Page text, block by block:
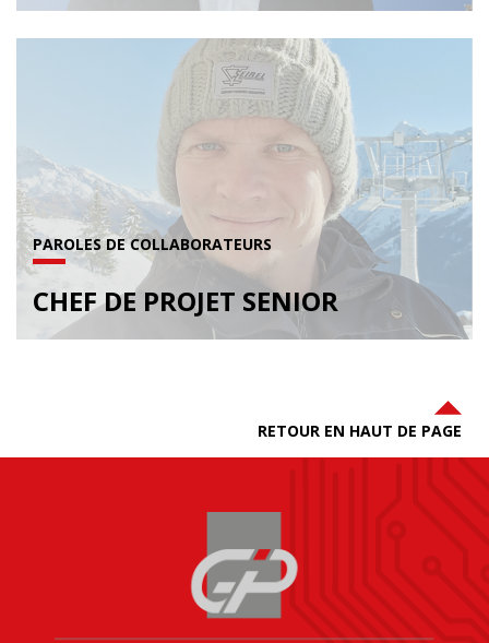
PAROLES DE COLLABORATEURS
CHEF DE PROJET SENIOR
RETOUR EN HAUT DE PAGE